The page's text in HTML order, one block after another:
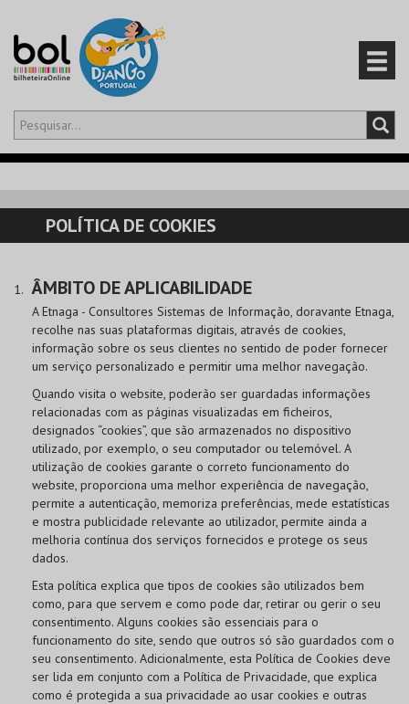
Olá,iniciar sessão
CARRINHO
EVENTOS
CARTÕES
PRODUTOS
POLÍTICA DE COOKIES
ÂMBITO DE APLICABILIDADE
A Etnaga - Consultores Sistemas de Informação, doravante Etnaga,
recolhe nas suas plataformas digitais, através de cookies,
informação sobre os seus clientes no sentido de poder fornecer
um serviço personalizado e permitir uma melhor navegação.
Quando visita o website, poderão ser guardadas informações
relacionadas com as páginas visualizadas em ficheiros,
designados “cookies”, que são armazenados no dispositivo
utilizado, por exemplo, o seu computador ou telemóvel. A
utilização de cookies garante o correto funcionamento do
website, proporciona uma melhor experiência de navegação,
permite a autenticação, memoriza preferências, mede estatísticas
e mostra publicidade relevante ao utilizador, permite ainda a
melhoria contínua dos serviços fornecidos e protege os seus
dados.
Esta política explica que tipos de cookies são utilizados bem
como, para que servem e como pode dar, retirar ou gerir o seu
consentimento. Alguns cookies são essenciais para o
funcionamento do site, sendo que outros só são guardados com o
seu consentimento. Adicionalmente, esta Política de Cookies deve
ser lida em conjunto com a Política de Privacidade, que explica
como é protegida a sua privacidade ao usar cookies e outras